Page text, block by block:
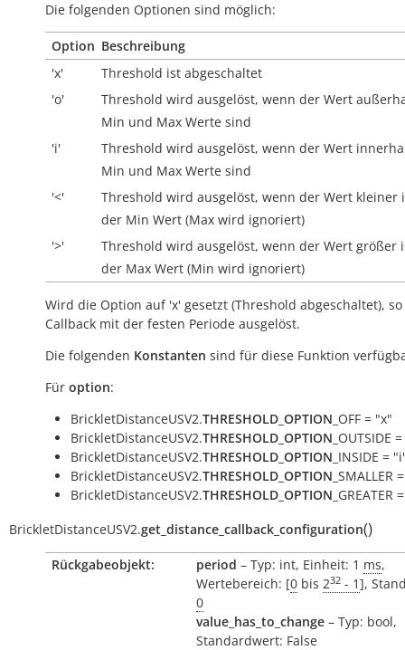
Die folgenden Optionen sind möglich:
Option Beschreibung
'x'
Threshold ist abgeschaltet
'o'
Threshold wird ausgelöst, wenn der Wert
Min und Max Werte sind
'i'
Threshold wird ausgelöst, wenn der Wert
Min und Max Werte sind
'<'
Threshold wird ausgelöst, wenn der Wert kleiner
der Min Wert (Max wird ignoriert)
'>'
Threshold wird ausgelöst, wenn der Wert größer
der Max Wert (Min wird ignoriert)
Wird die Option auf 'x' gesetzt (Threshold abgeschaltet),
Callback mit der festen Periode ausgelöst.
Die folgenden Konstanten sind für diese Funktion
Für option:
BrickletDistanceUSV2.THRESHOLD_OPTION _OFF = "x"
BrickletDistanceUSV2.THRESHOLD_OPTION _OUTSIDE
BrickletDistanceUSV2.THRESHOLD_OPTION _INSIDE =
BrickletDistanceUSV2.THRESHOLD_OPTION _SMALLER
BrickletDistanceUSV2.THRESHOLD_OPTION _GREATER
BrickletDistanceUSV2.get_distance_callback_configuration()
Rückgabeobjekt: period – Typ: int, Einheit: 1 ms,
Wertebereich: [0 bis 232 - 1],
0
value_has_to_change – Typ: bool,
Standardwert: False